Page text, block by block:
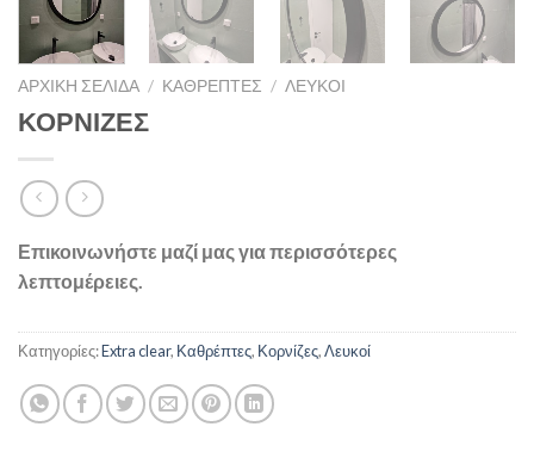
ΑΡΧΙΚΉ ΣΕΛΊΔΑ / ΚΑΘΡΈΠΤΕΣ / ΛΕΥΚΟΊ
ΚΟΡΝΙΖΕΣ
Επικοινωνήστε μαζί μας για περισσότερες
λεπτομέρειες.
Κατηγορίες:Extra clear, Καθρέπτες, Κορνίζες,Λευκοί